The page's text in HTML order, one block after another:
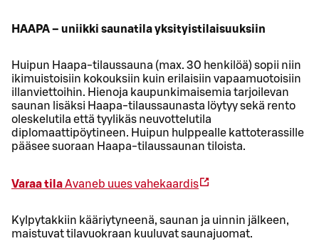
HAAPA – uniikki saunatila yksityistilaisuuksiin
Huipun Haapa-tilaussauna (max. 30 henkilöä) sopii niin
ikimuistoisiin kokouksiin kuin erilaisiin vapaamuotoisiin
illanviettoihin. Hienoja kaupunkimaisemia tarjoilevan
saunan lisäksi Haapa-tilaussaunasta löytyy sekä rento
oleskelutila että tyylikäs neuvottelutila
diplomaattipöytineen. Huipun hulppealle kattoterassille
pääsee suoraan Haapa-tilaussaunan tiloista.
Varaa tilaAvaneb uues vahekaardis
Kylpytakkiin kääriytyneenä, saunan ja uinnin jälkeen,
maistuvat tilavuokraan kuuluvat saunajuomat.